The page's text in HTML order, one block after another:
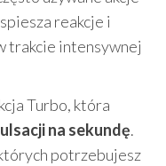
reakcje i
trakcie intensywnej
Turbo, która
na sekundę.
potrzebujesz